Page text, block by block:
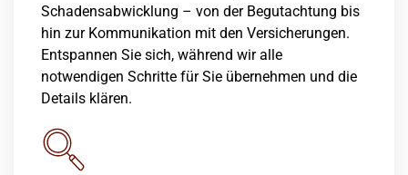
Schadensabwicklung – von der Begutachtung bis
hin zur Kommunikation mit den Versicherungen.
Entspannen Sie sich, während wir alle
notwendigen Schritte für Sie übernehmen und die
Details klären.